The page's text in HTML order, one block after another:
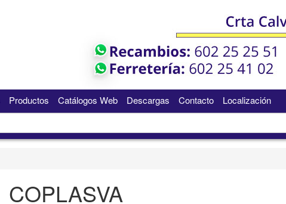
Productos Catálogos Web Descargas Contacto Localización
COPLASVA